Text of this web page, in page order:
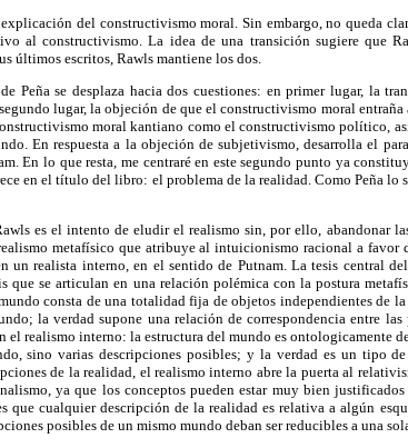
del constructivismo moral. Sin embargo, no queda
al constructivismo. La idea de una transición sugiere que
últimos escritos, Rawls mantiene los dos.
Peña se desplaza hacia dos cuestiones: en primer lugar, la
lugar, la objeción de que el constructivismo moral
moral kantiano como el constructivismo político, así
En respuesta a la objeción de subjetivismo, desarrolla el
En lo que resta, me centraré en este segundo punto ya
en el título del libro: el problema de la realidad. Como Peña lo
es el intento de eludir el realismo sin, por ello, abandonar
metafísico que atribuye al intuicionismo racional a
un realista interno, en el sentido de Putnam. La tesis central
que se articulan en una relación polémica con la postura
consta de una totalidad fija de objetos independientes de
la verdad supone una relación de correspondencia entre
el realismo interno: la estructura del mundo es ontologicamente
sino varias descripciones posibles; y la verdad es un tipo
de la realidad, el realismo interno abre la puerta al
ya que los conceptos pueden estar muy bien
que cualquier descripción de la realidad es relativa a algún
posibles de un mismo mundo deban ser reducibles a una